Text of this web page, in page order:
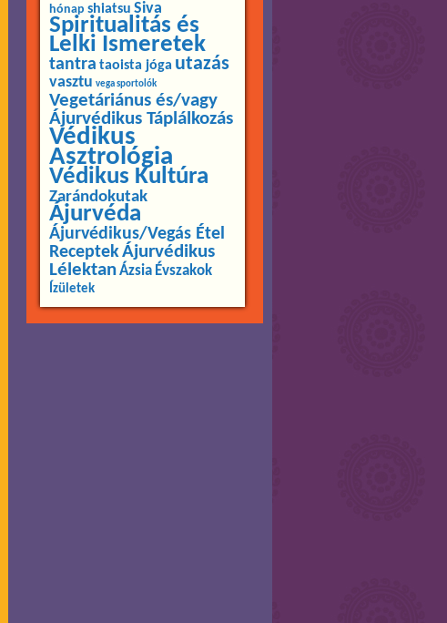
hónap shiatsu Siva
Spiritualitás és
Lelki Ismeretek
tantra taoista jóga utazás
vasztu vega sportolók
Vegetáriánus és/vagy
Ájurvédikus Táplálkozás
Védikus
Asztrológia
Védikus Kultúra
Zarándokutak
Ájurvéda
Ájurvédikus/Vegás Étel
ReceptekÁjurvédikus
LélektanÁzsia Évszakok
Ízületek